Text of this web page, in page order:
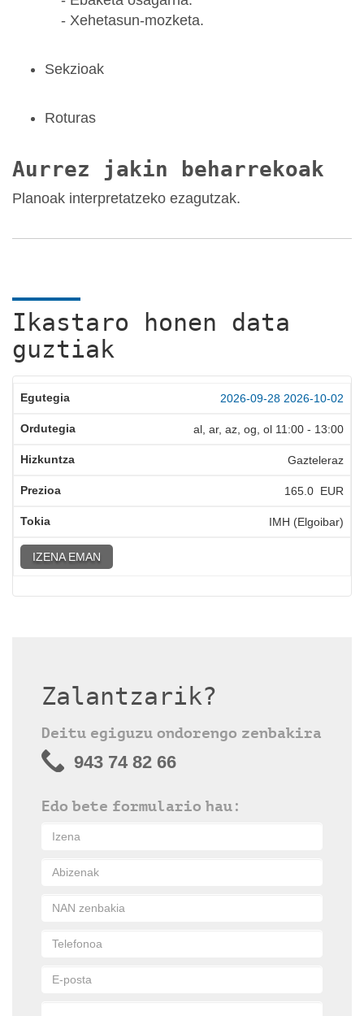
- Xehetasun-mozketa.
Sekzioak
Roturas
Aurrez jakin beharrekoak
Planoak interpretatzeko ezagutzak.
Ikastaro honen data
guztiak
2026-09-28 2026-10-02
al, ar, az, og, ol 11:00 - 13:00
Gazteleraz
165.0 EUR
IMH (Elgoibar)
IZENA EMAN
Zalantzarik?
Deitu egiguzu ondorengo zenbakira
943 74 82 66
Edo bete formulario hau: